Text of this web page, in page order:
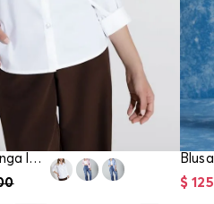
Blusa camisera manga larga para mujer
$ 125